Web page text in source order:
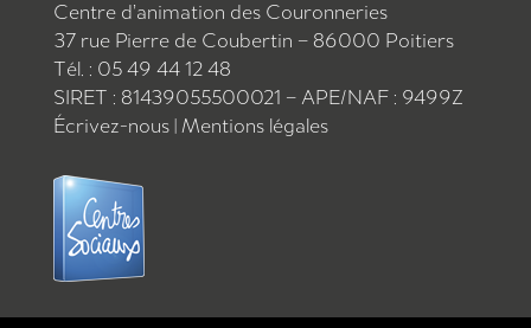
Centre d’animation des Couronneries
37 rue Pierre de Coubertin – 86000 Poitiers
Tél. : 05 49 44 12 48
SIRET : 81439055500021 – APE/NAF : 9499Z
Écrivez-nous|Mentions légales